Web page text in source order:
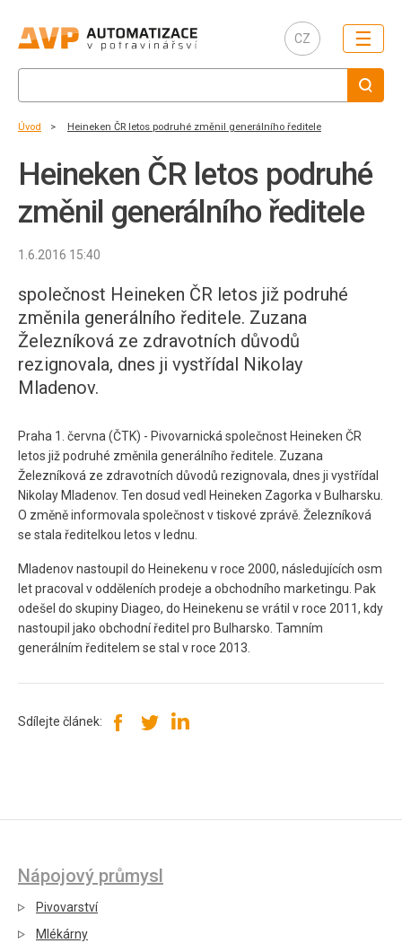
CZ ☰
Úvod Heineken ČR letos podruhé změnil generálního ředitele
Heineken ČR letos podruhé
změnil generálního ředitele
1.6.2016 15:40
společnost Heineken ČR letos již podruhé
změnila generálního ředitele. Zuzana
Železníková ze zdravotních důvodů
rezignovala, dnes ji vystřídal Nikolay
Mladenov.
Praha 1. června (ČTK) - Pivovarnická společnost Heineken ČR
letos již podruhé změnila generálního ředitele. Zuzana
Železníková ze zdravotních důvodů rezignovala, dnes ji vystřídal
Nikolay Mladenov. Ten dosud vedl Heineken Zagorka v Bulharsku.
O změně informovala společnost v tiskové zprávě. Železníková
se stala ředitelkou letos v lednu.
Mladenov nastoupil do Heinekenu v roce 2000, následujících osm
let pracoval v odděleních prodeje a obchodního marketingu. Pak
odešel do skupiny Diageo, do Heinekenu se vrátil v roce 2011, kdy
nastoupil jako obchodní ředitel pro Bulharsko. Tamním
generálním ředitelem se stal v roce 2013.
Sdílejte článek:
Nápojový průmysl
Pivovarství
Mlékárny